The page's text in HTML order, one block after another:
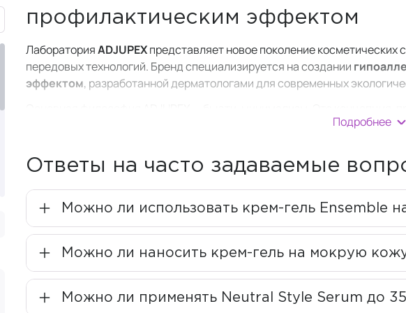
профилактическим эффектом
ЛабораторияADJUPEXпредставляет новое поколение
передовых технологий. Бренд специализируется на создании
эффектом, разработанной дерматологами для современных
пользу простого, но высокоэффективного ухода с помощью 3-4
кожи.
Уникальные технологии и
Деионизированная вода
Ключевой компонент большинства продуктов ADJUPEX — кристальная
низкомолекулярная структура с отрицательно заряженными ионами
дерму. Эта вода активирует клеточное дыхание, ускоряет
Подробнее
Ответы на часто задаваемые
Можно ли использовать крем-гель Ensemble
Можно ли наносить крем-гель на мокрую
Можно ли применять Neutral Style Serum до 35